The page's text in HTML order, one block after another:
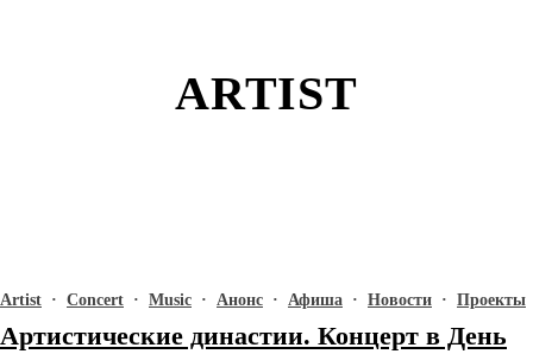
ARTIST
Artist · Concert · Music · Анонс · Афиша · Новости · Проекты
Артистические династии. Концерт в День